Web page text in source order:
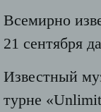
Всемирно
21 сентября
Известный
турне